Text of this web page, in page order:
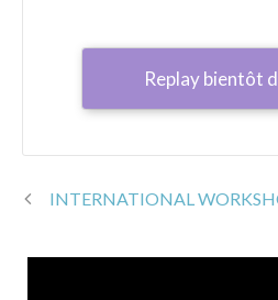
Replay bientôt
INTERNATIONAL